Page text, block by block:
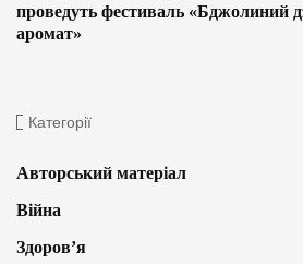
проведуть фестиваль «Бджолиний
аромат»
Категорії
Авторський матеріал
Війна
Здоров’я